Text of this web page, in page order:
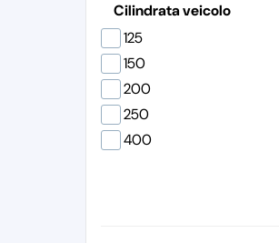
Cilindrata veicolo
125
150
200
250
400